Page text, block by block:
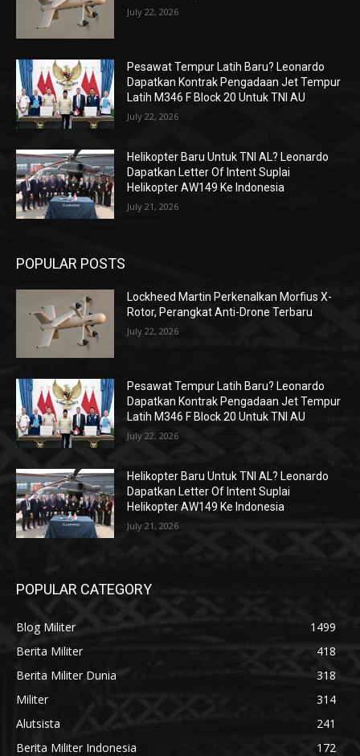
July 22, 2026
Pesawat Tempur Latih Baru? Leonardo
Dapatkan Kontrak Pengadaan Jet Tempur
Latih M346 F Block 20 Untuk TNI AU
July 22, 2026
Helikopter Baru Untuk TNI AL? Leonardo
Dapatkan Letter Of Intent Suplai
Helikopter AW149 Ke Indonesia
July 21, 2026
POPULAR POSTS
Lockheed Martin Perkenalkan Morfius X-
Rotor, Perangkat Anti-Drone Terbaru
July 22, 2026
Pesawat Tempur Latih Baru? Leonardo
Dapatkan Kontrak Pengadaan Jet Tempur
Latih M346 F Block 20 Untuk TNI AU
July 22, 2026
Helikopter Baru Untuk TNI AL? Leonardo
Dapatkan Letter Of Intent Suplai
Helikopter AW149 Ke Indonesia
July 21, 2026
POPULAR CATEGORY
Blog Militer
1499
Berita Militer
418
Berita Militer Dunia
318
Militer
314
Alutsista
241
Berita Militer Indonesia
172